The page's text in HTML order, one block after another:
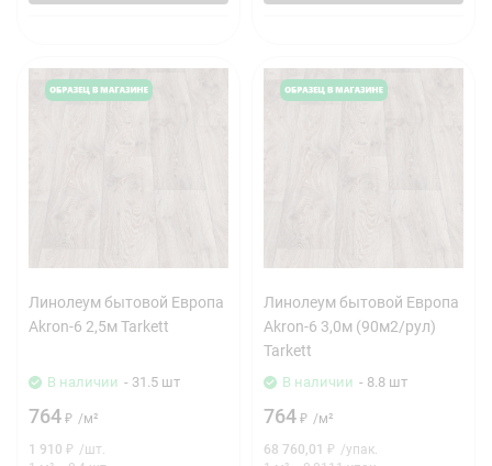
Линолеум бытовой Европа
Akron-6 2,5м Tarkett
В наличии - 31.5 шт
764 ₽ /м²
1 910 ₽ /шт.
Линолеум бытовой Европа
Akron-6 3,0м (90м2/рул)
Tarkett
В наличии - 8.8 шт
764 ₽ /м²
68 760,01 ₽ /упак.